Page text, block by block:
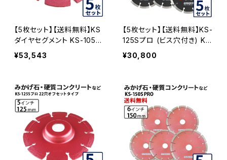
【5枚セット】【送料無料】KS
ダイヤセグメント KS-105S
プロ 20穴 内径20mm オフ
セットタイプ(ハットタイプ)
ヤモンドカッター 刃キワ切
り コーナーカット 水平切断
KS-105SPRO-OF20-05
¥53,543
【5枚セット】【送料無料】KS-
125Sプロ (ビス穴付き) KS
セグメントプロ 5インチ 125
mm みかげ石などの切断用
ドカッター 刃 ビス3個付属
(ks-125spro-b) KS-125S
PRO-B-05
¥30,800